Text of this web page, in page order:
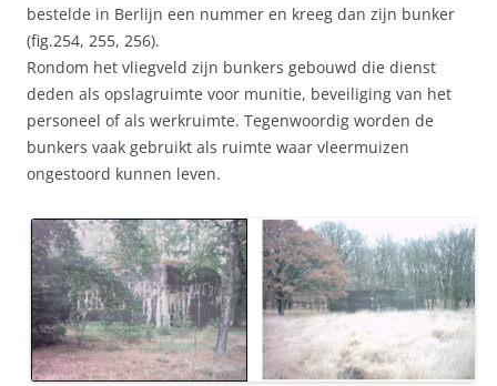
bestelde in Berlijn een nummer en kreeg dan zijn bunker
(fig.254, 255, 256).
Rondom het vliegveld zijn bunkers gebouwd die dienst
deden als opslagruimte voor munitie, beveiliging van het
personeel of als werkruimte. Tegenwoordig worden de
bunkers vaak gebruikt als ruimte waar vleermuizen
ongestoord kunnen leven.